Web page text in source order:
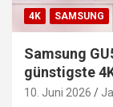
4K SAMSUNG
Samsung
günstigste
10. Juni 2026